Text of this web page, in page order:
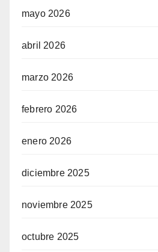
mayo 2026
abril 2026
marzo 2026
febrero 2026
enero 2026
diciembre 2025
noviembre 2025
octubre 2025